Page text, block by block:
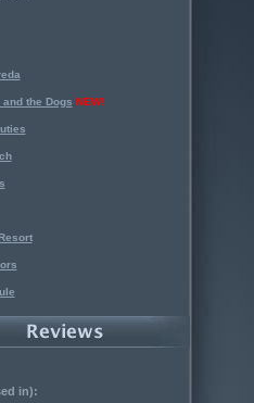
the Dogs NEW!
in):